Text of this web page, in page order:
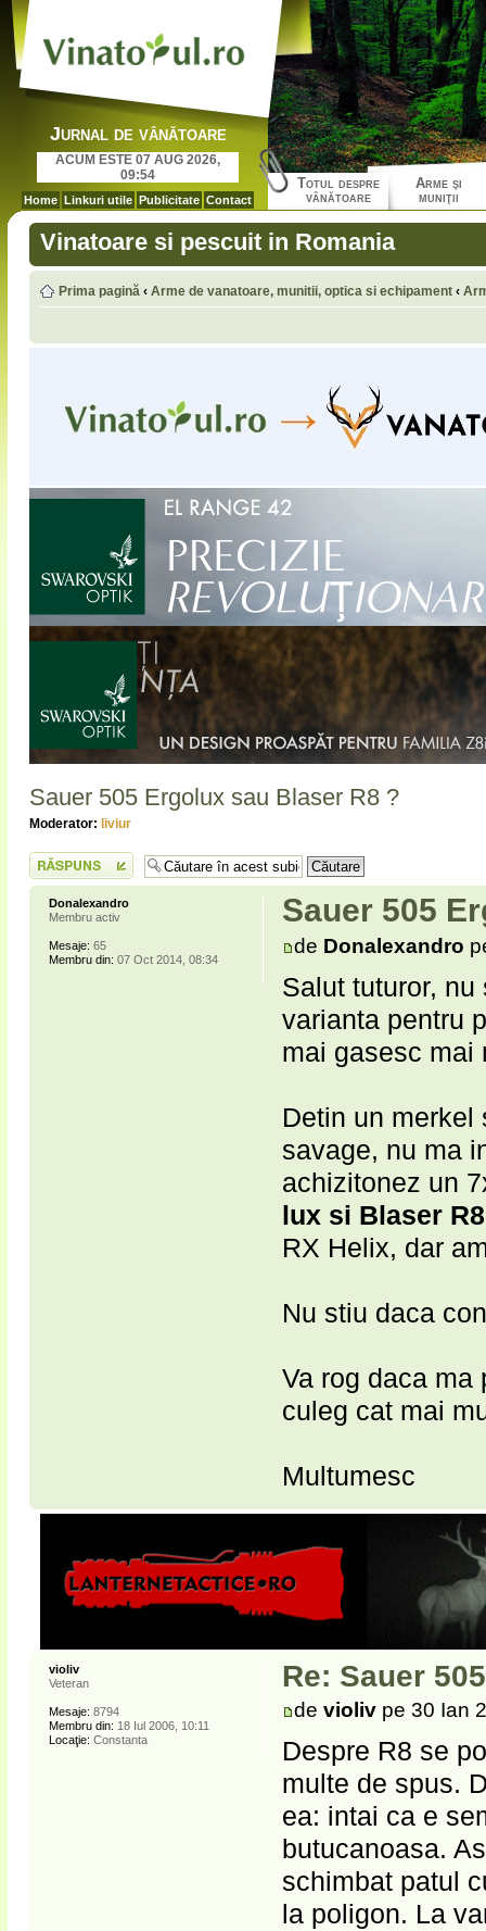
Jurnal de vânătoare
ACUM ESTE 07 AUG 2026,
09:54
Home Linkuri utile Publicitate Contact
Totul despre
vânătoare
Arme şi
muniţii
Vinatoare si pescuit in Romania
Prima pagină ‹ Arme de vanatoare, munitii, optica si echipament ‹
Sauer 505 Ergolux sau Blaser R8 ?
Moderator: liviur
Scrie un răspuns
Sauer 505
de Donalexandro
Salut tuturor,
varianta pentru
mai gasesc mai
Detin un merkel
savage, nu ma
achizitonez un
lux si Blaser
RX Helix, dar
Nu stiu daca
Va rog daca ma
culeg cat mai
Multumesc
Donalexandro
Membru activ
Mesaje: 65
Membru din: 07 Oct 2014, 08:34
Re: Sauer
devioliv pe 30 Ian
Despre R8 se
multe de spus.
ea: intai ca e
butucanoasa.
schimbat patul
la poligon. La
violiv
Veteran
Mesaje: 8794
Membru din: 18 Iul 2006, 10:11
Locaţie: Constanta